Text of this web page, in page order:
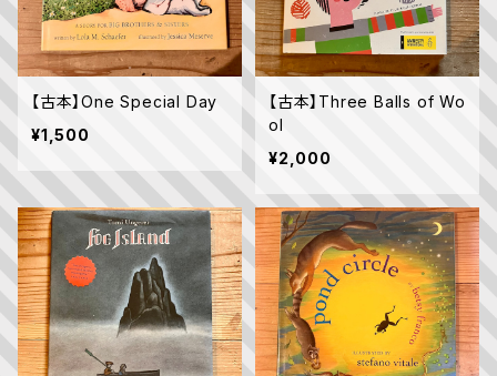
【古本】One Special Day
¥1,500
【古本】Three Balls of Wo
ol
¥2,000